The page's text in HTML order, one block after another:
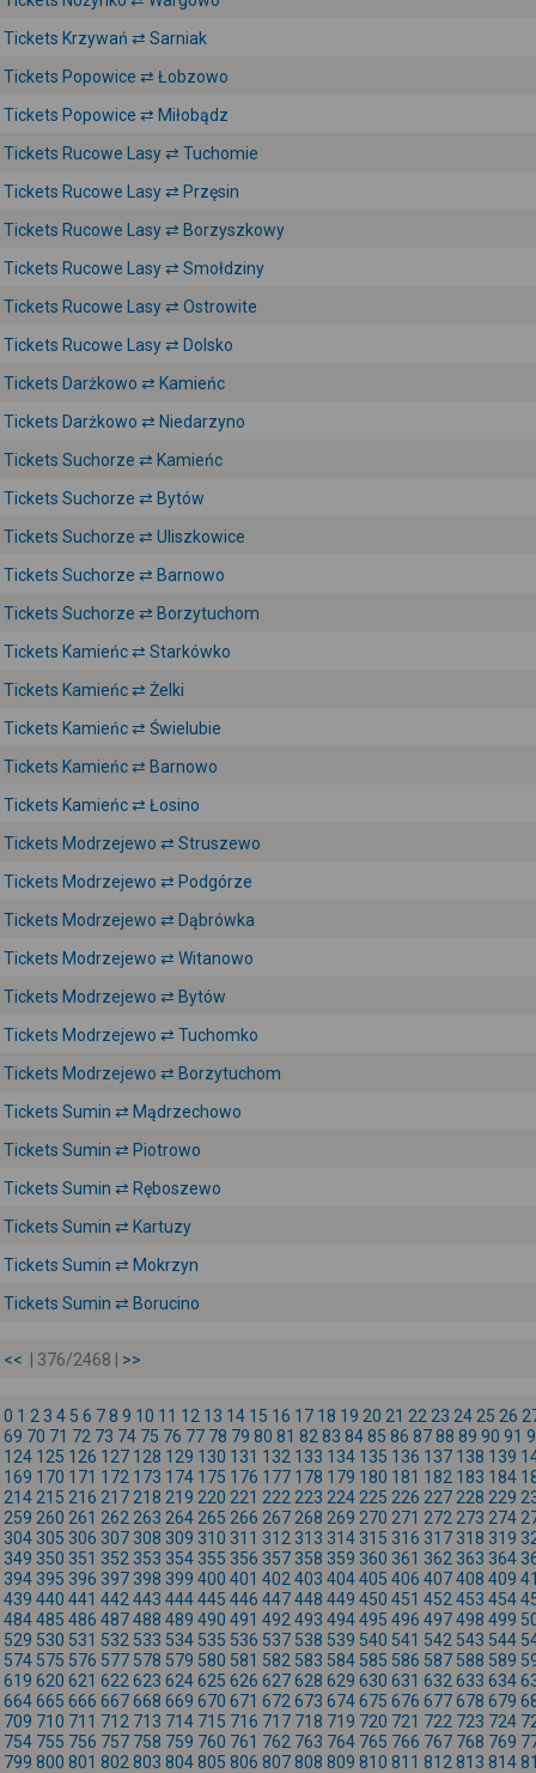
Tickets Krzywań ⇄ Sarniak
Tickets Popowice ⇄ Łobzowo
Tickets Popowice ⇄ Miłobądz
Tickets Rucowe Lasy ⇄ Tuchomie
Tickets Rucowe Lasy ⇄ Przęsin
Tickets Rucowe Lasy ⇄ Borzyszkowy
Tickets Rucowe Lasy ⇄ Smołdziny
Tickets Rucowe Lasy ⇄ Ostrowite
Tickets Rucowe Lasy ⇄ Dolsko
Tickets Darżkowo ⇄ Kamieńc
Tickets Darżkowo ⇄ Niedarzyno
Tickets Suchorze ⇄ Kamieńc
Tickets Suchorze ⇄ Bytów
Tickets Suchorze ⇄ Uliszkowice
Tickets Suchorze ⇄ Barnowo
Tickets Suchorze ⇄ Borzytuchom
Tickets Kamieńc ⇄ Starkówko
Tickets Kamieńc ⇄ Żelki
Tickets Kamieńc ⇄ Świelubie
Tickets Kamieńc ⇄ Barnowo
Tickets Kamieńc ⇄ Łosino
Tickets Modrzejewo ⇄ Struszewo
Tickets Modrzejewo ⇄ Podgórze
Tickets Modrzejewo ⇄ Dąbrówka
Tickets Modrzejewo ⇄ Witanowo
Tickets Modrzejewo ⇄ Bytów
Tickets Modrzejewo ⇄ Tuchomko
Tickets Modrzejewo ⇄ Borzytuchom
Tickets Sumin ⇄ Mądrzechowo
Tickets Sumin ⇄ Piotrowo
Tickets Sumin ⇄ Ręboszewo
Tickets Sumin ⇄ Kartuzy
Tickets Sumin ⇄ Mokrzyn
Tickets Sumin ⇄ Borucino
<< | 376/2468 | >>
0 1 2 3 4 5 6 78 9 10 11 12 13 14 15 16 17 18 19 20 21 22 23 24 25 26
69 70 71 72 73 74 75 76 77 78 79 80 81 82 83 8485 86 8788 89 90 91
124 125 126 127 128 129 130 131 132 133 134 135 136 137 138 139
169 170 171 172 173 174 175 176 177 178 179 180 181 182 183 184
214 215 216 217 218 219 220 221 222 223 224 225 226 227 228 229
259 260 261 262 263 264 265 266 267 268 269 270 271 272 273 274
304 305 306 307 308 309 310 311 312 313 314 315 316 317 318 319
349 350 351 352 353 354 355 356 357 358 359 360 361 362 363 364
394 395 396 397 398 399 400 401 402 403 404405 406 407408 409
439 440 441 442 443 444445 446 447448 449 450 451 452 453 454
484485 486 487488 489 490 491 492 493 494495 496 497498 499
529 530 531 532 533 534 535 536 537 538 539 540 541 542 543 544
574 575 576 577 578 579 580 581 582 583 584 585 586 587 588 589
619 620 621 622 623 624625 626 627628 629 630 631 632 633 634
664665 666 667668 669 670 671 672 673 674675 676 677678 679
709 710 711 712 713 714 715 716 717 718 719 720 721 722 723 724
754 755 756 757 758 759 760 761 762 763 764 765 766 767 768 769
799 800 801 802 803 804805 806 807808 809 810 811 812 813 814